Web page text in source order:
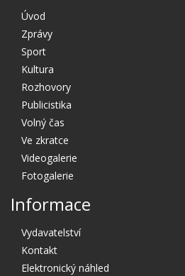
Úvod
Zprávy
Sport
Kultura
Rozhovory
Publicistika
Volný čas
Ve zkratce
Videogalerie
Fotogalerie
Informace
Vydavatelství
Kontakt
Elektronický náhled